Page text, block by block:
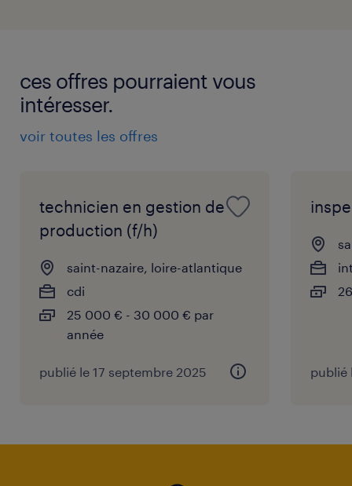
ces offres pourraient vous
intéresser.
voir toutes les offres
technicien en gestion de
production (f/h)
saint-nazaire, loire-atlantique
cdi
25 000 € - 30 000 € par
année
publié le 17 septembre 2025 publié